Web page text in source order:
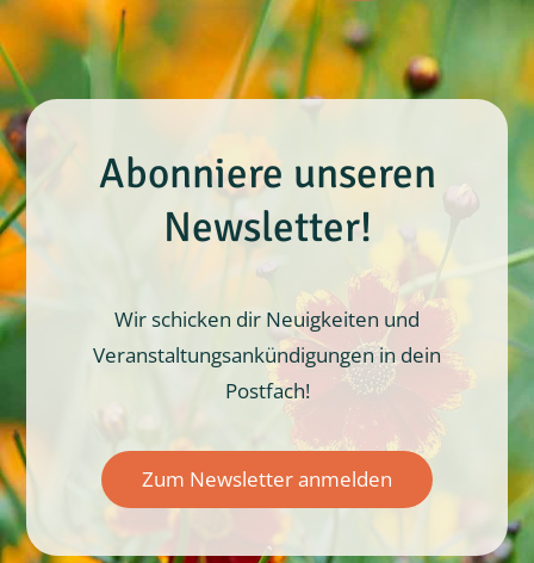
Abonniere unseren
Newsletter!
Wir schicken dir Neuigkeiten und
Veranstaltungsankündigungen in dein
Postfach!
Zum Newsletter anmelden